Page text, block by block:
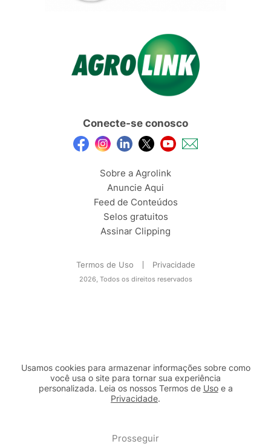
Conecte-se conosco
Sobre a Agrolink
Anuncie Aqui
Feed de Conteúdos
Selos gratuitos
Assinar Clipping
Termos de Uso Privacidade
2026, Todos os direitos reservados
Usamos cookies para armazenar informações sobre como
você usa o site para tornar sua experiência
personalizada. Leia os nossos Termos de Usoe a
Privacidade.
Prosseguir